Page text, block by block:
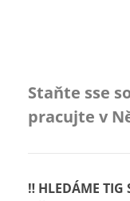
Staňte sse
pracujte v
‼️ HLEDÁME TIG